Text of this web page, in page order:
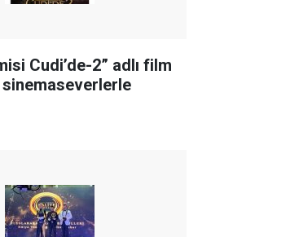
Cudi’de-2” adlı film
sinemaseverlerle